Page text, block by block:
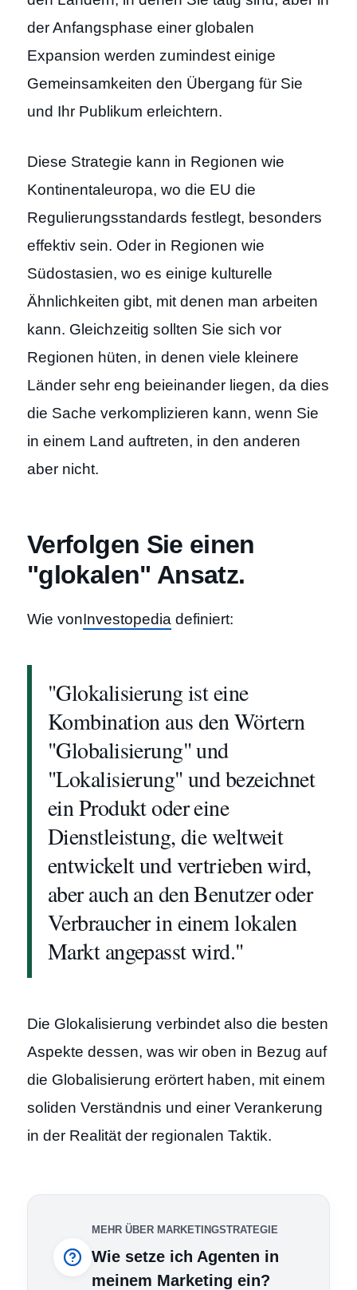
der Anfangsphase einer globalen
Expansion werden zumindest einige
Gemeinsamkeiten den Übergang für Sie
und Ihr Publikum erleichtern.
Diese Strategie kann in Regionen wie
Kontinentaleuropa, wo die EU die
Regulierungsstandards festlegt, besonders
effektiv sein. Oder in Regionen wie
Südostasien, wo es einige kulturelle
Ähnlichkeiten gibt, mit denen man arbeiten
kann. Gleichzeitig sollten Sie sich vor
Regionen hüten, in denen viele kleinere
Länder sehr eng beieinander liegen, da dies
die Sache verkomplizieren kann, wenn Sie
in einem Land auftreten, in den anderen
aber nicht.
Verfolgen Sie einen
"glokalen" Ansatz.
Wie vonInvestopedia definiert:
"Glokalisierung ist eine
Kombination aus den Wörtern
"Globalisierung" und
"Lokalisierung" und bezeichnet
ein Produkt oder eine
Dienstleistung, die weltweit
entwickelt und vertrieben wird,
aber auch an den Benutzer oder
Verbraucher in einem lokalen
Markt angepasst wird."
Die Glokalisierung verbindet also die besten
Aspekte dessen, was wir oben in Bezug auf
die Globalisierung erörtert haben, mit einem
soliden Verständnis und einer Verankerung
in der Realität der regionalen Taktik.
MEHR ÜBER MARKETINGSTRATEGIE
Wie setze ich Agenten in
meinem Marketing ein?